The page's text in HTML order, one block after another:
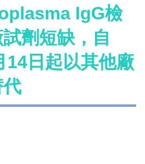
IgG檢
劑短缺，自
14日起以其他廠